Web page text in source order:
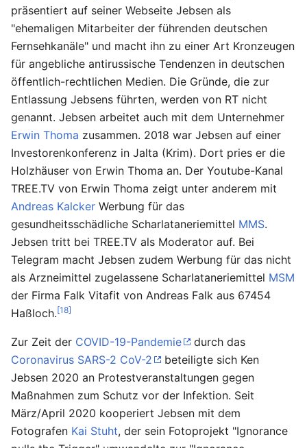
präsentiert auf seiner Webseite Jebsen als
"ehemaligen Mitarbeiter der führenden deutschen
Fernsehkanäle" und macht ihn zu einer Art Kronzeugen
für angebliche antirussische Tendenzen in deutschen
öffentlich-rechtlichen Medien. Die Gründe, die zur
Entlassung Jebsens führten, werden von RT nicht
genannt. Jebsen arbeitet auch mit dem Unternehmer
Erwin Thoma zusammen. 2018 war Jebsen auf einer
Investorenkonferenz in Jalta (Krim). Dort pries er die
Holzhäuser von Erwin Thoma an. Der Youtube-Kanal
TREE.TV von Erwin Thoma zeigt unter anderem mit
Andreas Kalcker Werbung für das
gesundheitsschädliche Scharlataneriemittel MMS.
Jebsen tritt bei TREE.TV als Moderator auf. Bei
Telegram macht Jebsen zudem Werbung für das nicht
als Arzneimittel zugelassene Scharlataneriemittel MSM
der Firma Falk Vitafit von Andreas Falk aus 67454
Haßloch.[18]
Zur Zeit der COVID-19-Pandemie
durch das
Coronavirus SARS-2 CoV-2
beteiligte sich Ken
Jebsen 2020 an Protestveranstaltungen gegen
Maßnahmen zum Schutz vor der Infektion. Seit
März/April 2020 kooperiert Jebsen mit dem
Fotografen Kai Stuht, der sein Fotoprojekt "Ignorance